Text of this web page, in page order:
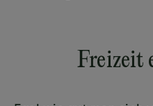
Freizeit